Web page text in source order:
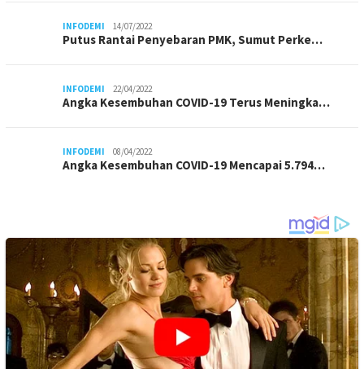
INFODEMI 14/07/2022
Putus Rantai Penyebaran PMK, Sumut Perke…
INFODEMI 22/04/2022
Angka Kesembuhan COVID-19 Terus Meningka…
INFODEMI 08/04/2022
Angka Kesembuhan COVID-19 Mencapai 5.794…